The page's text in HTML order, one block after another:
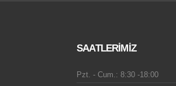
SAATLERİMİZ
Pzt. - Cum.: 8:30 -18:00